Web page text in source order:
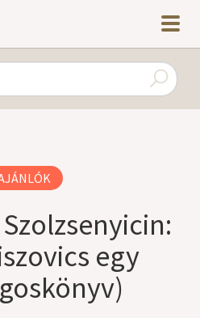
egy